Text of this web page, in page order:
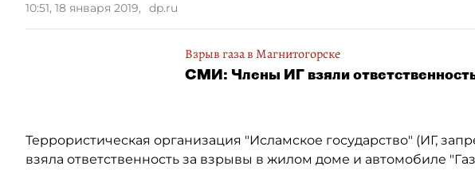
10:51, 18 января 2019, dp.ru
Взрыв газа в Магнитогорске
СМИ: Члены ИГ взяли
Террористическая организация "Исламское государство" (ИГ,
взяла ответственность за взрывы в жилом доме и автомобиле